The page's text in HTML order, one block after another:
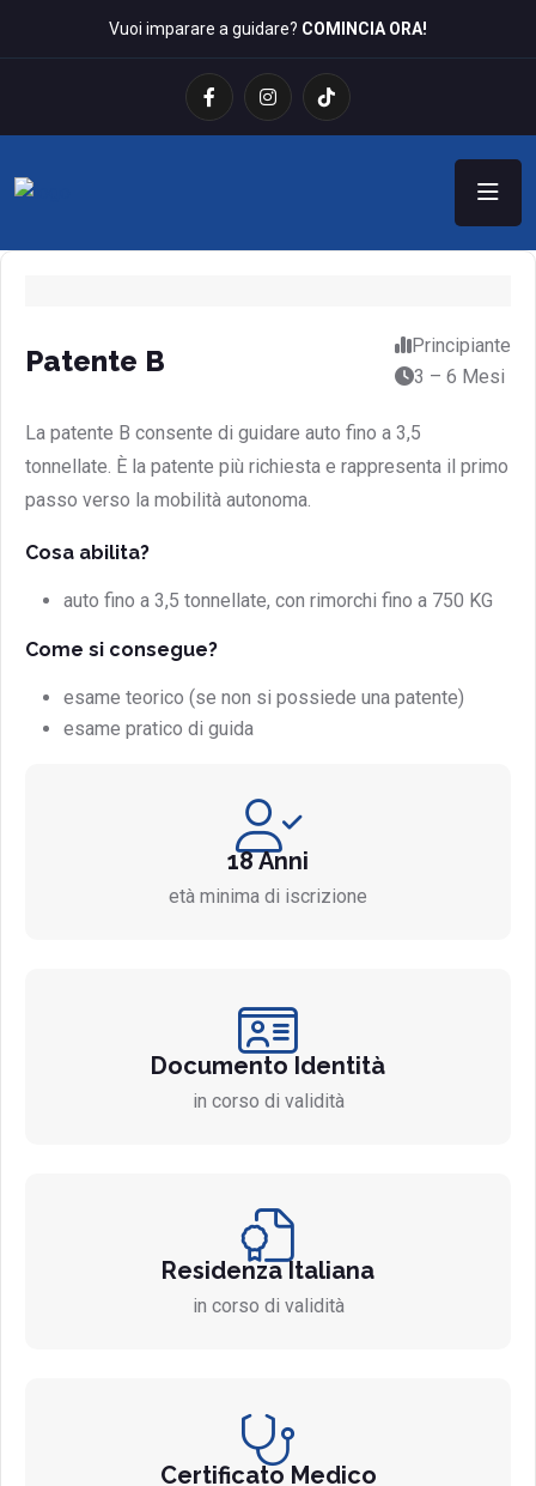
Vuoi imparare a guidare? COMINCIA ORA!
Patente B
Principiante
3 – 6 Mesi
La patente B consente di guidare auto fino a 3,5
tonnellate. È la patente più richiesta e rappresenta il primo
passo verso la mobilità autonoma.
Cosa abilita?
auto fino a 3,5 tonnellate, con rimorchi fino a 750 KG
Come si consegue?
esame teorico (se non si possiede una patente)
esame pratico di guida
18 Anni
età minima di iscrizione
Documento Identità
in corso di validità
Residenza Italiana
in corso di validità
Certificato Medico